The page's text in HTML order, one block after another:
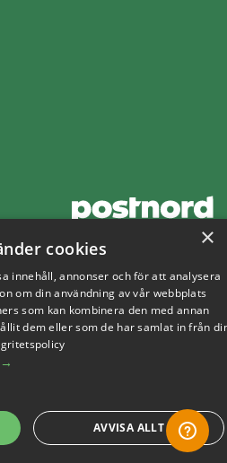
to 377 Sport AB Cookies
×
cookies
innehåll, annonser och för att analysera
om din användning av vår webbplats
som kan kombinera den med annan
dem eller som de har samlat in från
AVVISA ALLT